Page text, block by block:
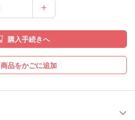
購入手続きへ
商品をかごに追加